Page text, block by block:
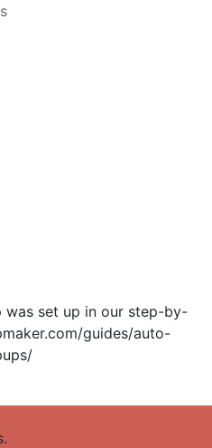
was set up in our step-by-
guides/auto-